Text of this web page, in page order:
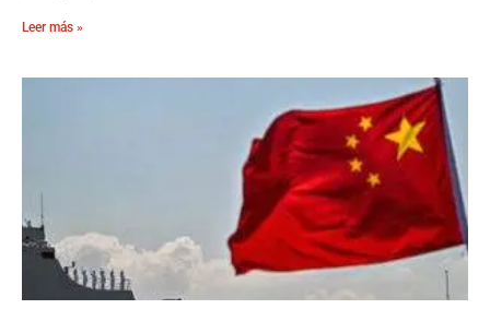
Leer más »